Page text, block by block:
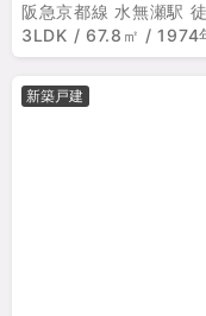
阪急京都線 水無瀬駅
3LDK / 67.8㎡ / 1974
新築戸建